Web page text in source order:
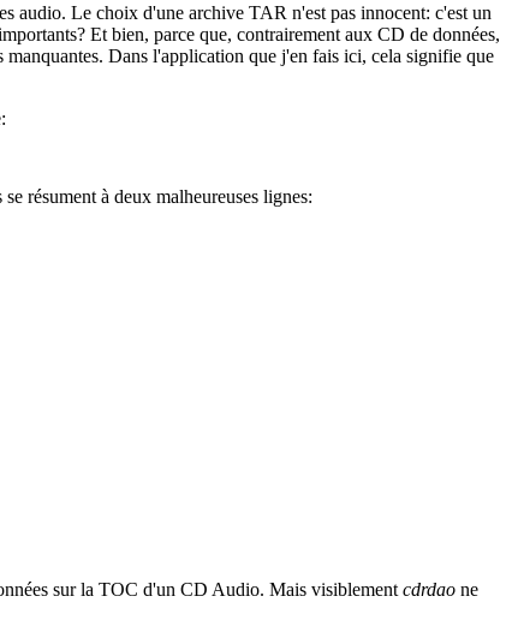
audio. Le choix d'une archive TAR n'est pas innocent: c'est un
Et bien, parce que, contrairement aux CD de données,
Dans l'application que j'en fais ici, cela signifie que
résument à deux malheureuses lignes:
sur la TOC d'un CD Audio. Mais visiblement cdrdao ne